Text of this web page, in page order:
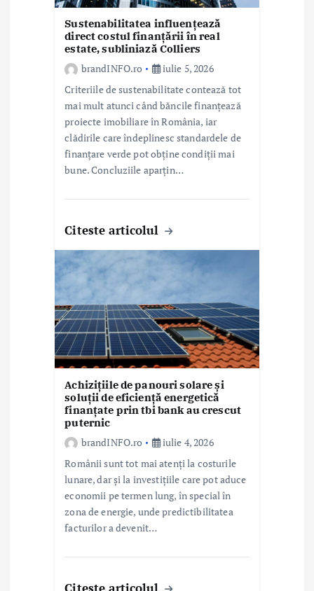
Sustenabilitatea influențează
direct costul finanțării în real
estate, subliniază Colliers
brandINFO.ro
iulie 5, 2026
Criteriile de sustenabilitate contează tot
mai mult atunci când băncile finanțează
proiecte imobiliare în România, iar
clădirile care îndeplinesc standardele de
finanțare verde pot obține condiții mai
bune. Concluziile aparțin…
Citeste articolul
Achizițiile de panouri solare și
soluții de eficiență energetică
finanțate prin tbi bank au crescut
puternic
brandINFO.ro
iulie 4, 2026
Românii sunt tot mai atenți la costurile
lunare, dar și la investițiile care pot aduce
economii pe termen lung, în special în
zona de energie, unde predictibilitatea
facturilor a devenit…
Citeste articolul